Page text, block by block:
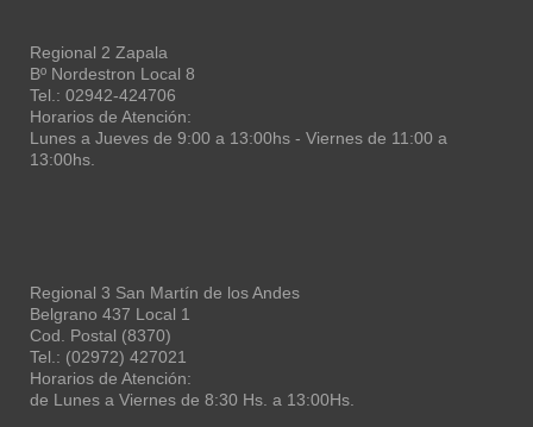
Regional 2 Zapala
Bº Nordestron Local 8
Tel.: 02942-424706
Horarios de Atención:
Lunes a Jueves de 9:00 a 13:00hs - Viernes de 11:00 a
13:00hs.
Regional 3 San Martín de los Andes
Belgrano 437 Local 1
Cod. Postal (8370)
Tel.: (02972) 427021
Horarios de Atención:
de Lunes a Viernes de 8:30 Hs. a 13:00Hs.